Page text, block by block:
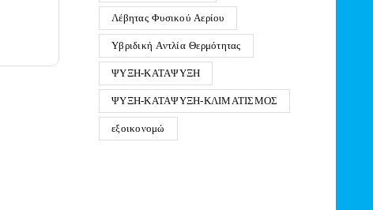
Λέβητας Φυσικού Αερίου
Υβριδική Αντλία Θερμότητας
ΨΥΞΗ-ΚΑΤΑΨΥΞΗ
ΨΥΞΗ-ΚΑΤΑΨΥΞΗ-ΚΛΙΜΑΤΙΣΜΟΣ
εξοικονομώ